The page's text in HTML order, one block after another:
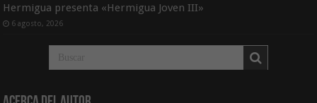
Hermigua presenta «Hermigua Joven III»
6 agosto, 2026